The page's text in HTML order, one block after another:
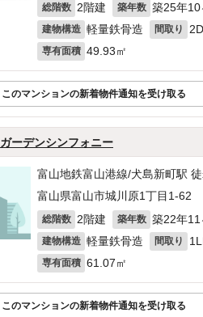
総階数 2階建 築年数 築25年10
建物構造 軽量鉄骨造 間取り
専有面積 49.93㎡
このマンションの新着物件通知を受け取る
ーデンシンフォニー
富山地鉄富山港線/犬島新町駅
富山県富山市城川原1丁目1-62
総階数 2階建 築年数 築22年11
建物構造 軽量鉄骨造 間取り
専有面積 61.07㎡
このマンションの新着物件通知を受け取る